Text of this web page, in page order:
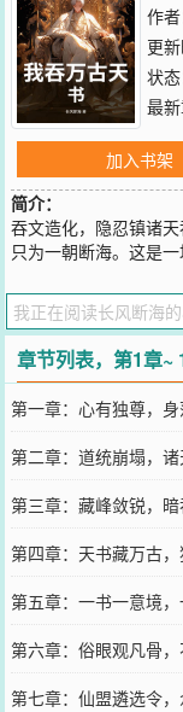
作者
更
状
最新
加入书架
简介：
吞文造化，隐忍镇诸
只为一朝断海。这是
智商与大道碾压，玻
您要是觉得《我吞万
微信里的朋友推荐哦！
章节列表，第1章~
第一章：心有独尊，
第二章：道统崩塌，
第三章：藏峰敛锐，
第四章：天书藏万古
第五章：一书一意境
第六章：俗眼观凡骨
第七章：仙盟遴选令